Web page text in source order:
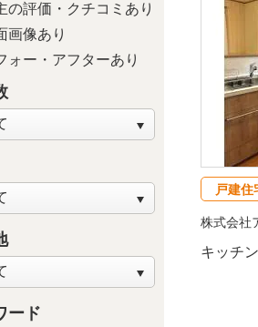
の評価・クチコミあり
画像あり
ォー・アフターあり
ード
戸建住
株式会社
キッチ